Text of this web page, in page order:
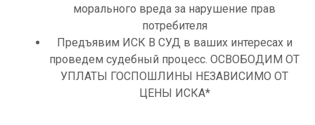
морального вреда за нарушение прав
потребителя
Предъявим ИСК В СУД в ваших интересах и
проведем судебный процесс. ОСВОБОДИМ ОТ
УПЛАТЫ ГОСПОШЛИНЫ НЕЗАВИСИМО ОТ
ЦЕНЫ ИСКА*